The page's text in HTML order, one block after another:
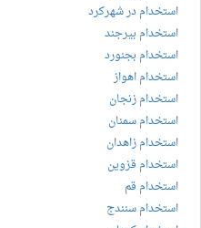
استخدام در شهرکرد
استخدام بیرجند
استخدام بجنورد
استخدام اهواز
استخدام زنجان
استخدام سمنان
استخدام زاهدان
استخدام قزوین
استخدام قم
استخدام سنندج